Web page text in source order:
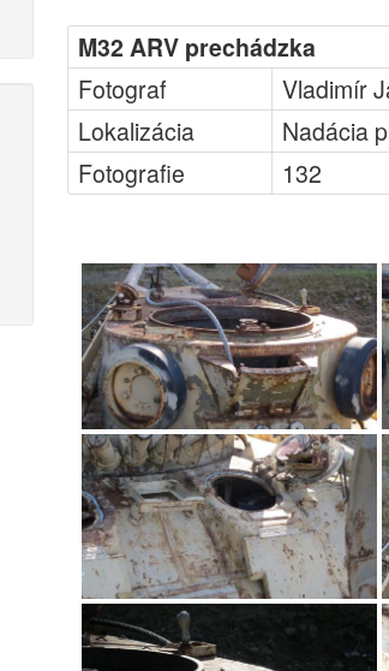
M32 ARV prechádzka
Fotograf
Vladimír
Lokalizácia
Nadácia
Fotografie
132